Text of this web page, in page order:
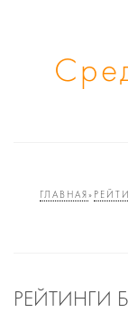
ГЛАВНАЯ »
РЕЙТИНГИ